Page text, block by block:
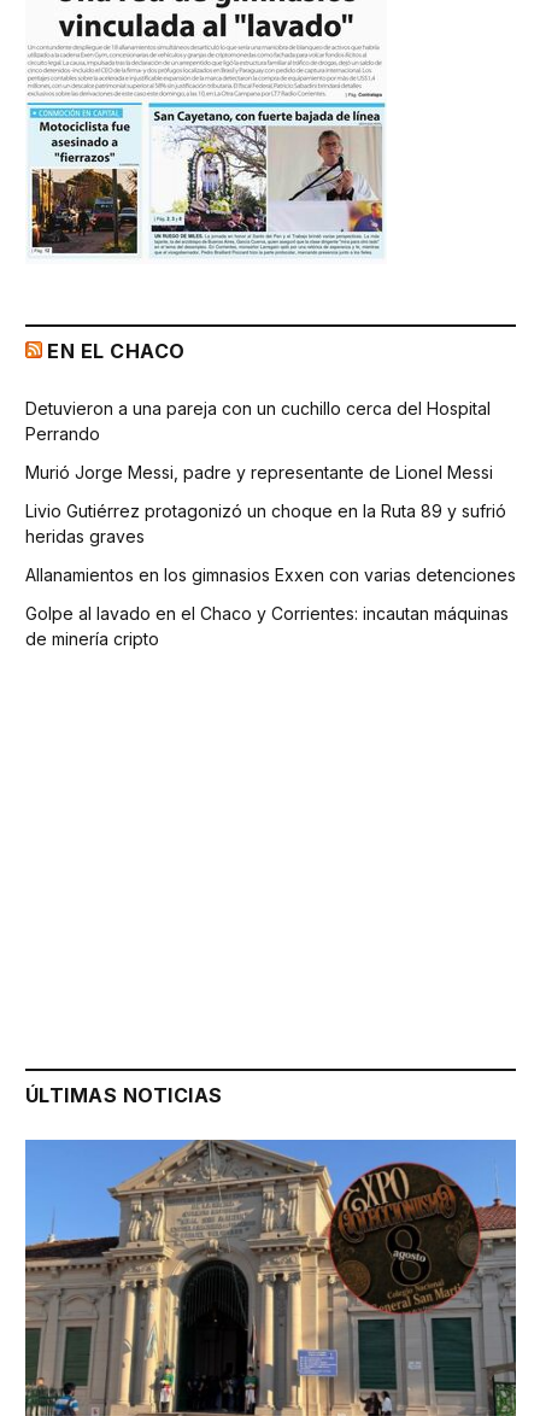
EN EL CHACO
Detuvieron a una pareja con un cuchillo cerca del Hospital
Perrando
Murió Jorge Messi, padre y representante de Lionel Messi
Livio Gutiérrez protagonizó un choque en la Ruta 89 y sufrió
heridas graves
Allanamientos en los gimnasios Exxen con varias detenciones
Golpe al lavado en el Chaco y Corrientes: incautan máquinas
de minería cripto
ÚLTIMAS NOTICIAS